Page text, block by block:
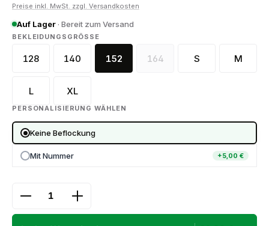
Preise inkl. MwSt. zzgl. Versandkosten
Auf Lager · Bereit zum Versand
BEKLEIDUNGSGRÖSSE
AUSWÄHLEN
128128 (YS)140140 (YM)152152 (YL)164164 (YXL)
(Diese Option ist zurzeit
S M
L XL
PERSONALISIERUNG WÄHLEN
Keine Beflockung
Mit Nummer +5,00 €
Produkt Anzahl: Gib den gewünschten Wert ein